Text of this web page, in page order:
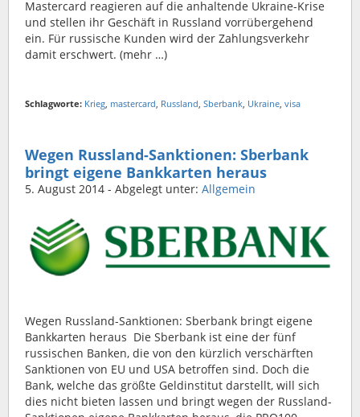
Mastercard reagieren auf die anhaltende Ukraine-Krise
und stellen ihr Geschäft in Russland vorrübergehend
ein. Für russische Kunden wird der Zahlungsverkehr
damit erschwert. (mehr …)
Schlagworte: Krieg, mastercard, Russland, Sberbank, Ukraine, visa
Wegen Russland-Sanktionen: Sberbank
bringt eigene Bankkarten heraus
5. August 2014 - Abgelegt unter: Allgemein
Wegen Russland-Sanktionen: Sberbank bringt eigene
Bankkarten heraus Die Sberbank ist eine der fünf
russischen Banken, die von den kürzlich verschärften
Sanktionen von EU und USA betroffen sind. Doch die
Bank, welche das größte Geldinstitut darstellt, will sich
dies nicht bieten lassen und bringt wegen der Russland-